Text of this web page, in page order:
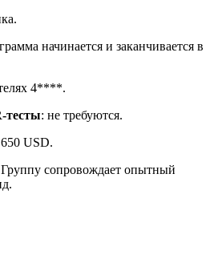
начинается и заканчивается в
4****.
тесты: не требуются.
USD.
Группу сопровождает опытный